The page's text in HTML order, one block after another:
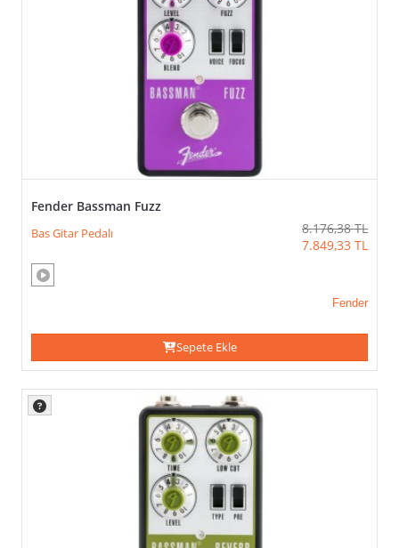
Fender Bassman Fuzz
Bas Gitar Pedalı 8.176,38 TL
7.849,33 TL
Fender
Sepete Ekle